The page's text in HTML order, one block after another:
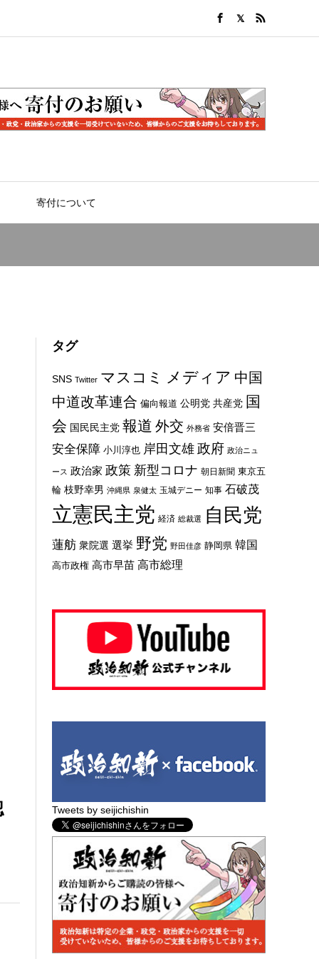
寄付について
タグ
SNS Twitter マスコミ メディア 中国
中道改革連合 偏向報道 公明党 共産党 国
会 国民民主党 報道 外交 外務省 安倍晋三
安全保障 小川淳也 岸田文雄 政府 政治ニュ
ース 政治家 政策 新型コロナ 朝日新聞 東京五
輪 枝野幸男 沖縄県 泉健太 玉城デニー 知事 石破茂
立憲民主党 経済 総裁選 自民党
蓮舫 衆院選 選挙 野党 野田佳彦 静岡県 韓国
高市政権 高市早苗 高市総理
Tweets by seijichishin